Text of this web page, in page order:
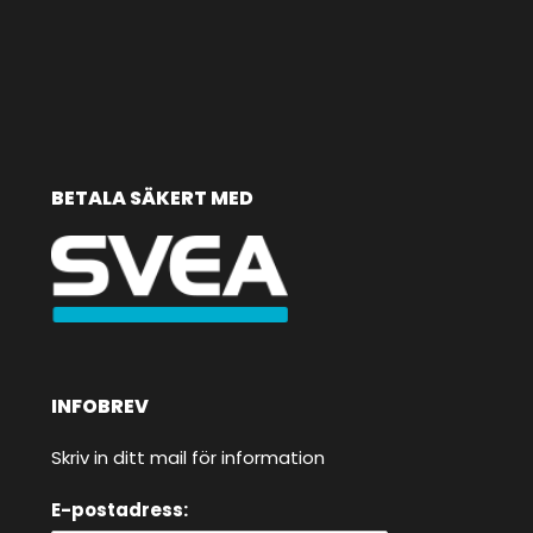
BETALA SÄKERT MED
INFOBREV
Skriv in ditt mail för information
E-postadress: